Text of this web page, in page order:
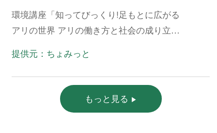
環境講座「知ってびっくり!足もとに広がる
アリの世界 アリの働き方と社会の成り立
提供元：ちょみっと
もっと見る